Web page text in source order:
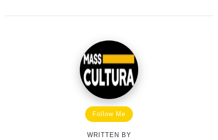
Follow Me
WRITTEN BY